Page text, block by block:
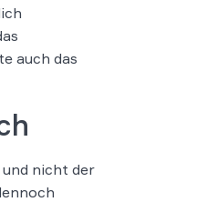
auch das
nicht der